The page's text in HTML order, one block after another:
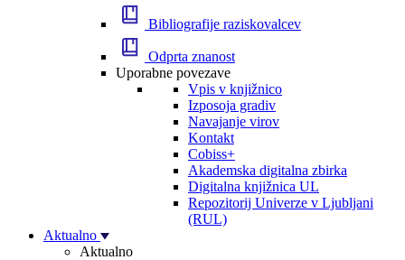
Bibliografije raziskovalcev
Odprta znanost
Uporabne povezave
Vpis v knjižnico
Izposoja gradiv
Navajanje virov
Kontakt
Cobiss+
Akademska digitalna zbirka
Digitalna knjižnica UL
Repozitorij Univerze v Ljubljani
(RUL)
Aktualno
Aktualno